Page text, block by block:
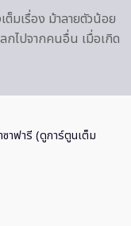
ต็มเรื่อง ม้าลายตัวน้อย
กไปจากคนอื่น เมื่อเกิด
าฟารี (ดูการ์ตูนเต็ม